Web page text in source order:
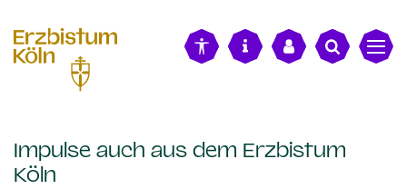
Impulse auch aus dem Erzbistum
Köln